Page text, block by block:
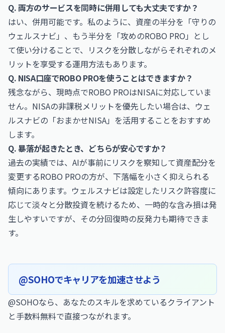
Q. 両方のサービスを同時に併用しても大丈夫ですか？
はい、併用可能です。私のように、資産の半分を「守りの
ウェルスナビ」、もう半分を「攻めのROBO PRO」とし
て使い分けることで、リスクを分散しながらそれぞれのメ
リットを享受する運用方法もあります。
Q. NISA口座でROBO PROを使うことはできますか？
残念ながら、現時点でROBO PROはNISAに対応していま
せん。NISAの非課税メリットを優先したい場合は、ウェ
ルスナビの「おまかせNISA」を活用することをおすすめ
します。
Q. 暴落が起きたとき、どちらが安心ですか？
過去の実績では、AIが事前にリスクを察知して資産配分を
変更するROBO PROの方が、下落幅を小さく抑えられる
傾向にあります。ウェルスナビは設定したリスク許容度に
応じて淡々と分散投資を続けるため、一時的な含み損は発
生しやすいですが、その分回復時の反発力も期待できま
す。
@SOHOでキャリアを加速させよう
@SOHOなら、あなたのスキルを求めているクライアント
と手数料無料で直接つながれます。